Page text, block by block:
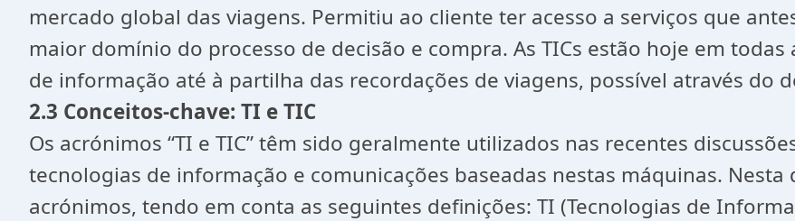
mercado global das viagens. Permitiu ao cliente ter acesso a serviços que
maior domínio do processo de decisão e compra. As TICs estão hoje em
de informação até à partilha das recordações de viagens, possível através do
2.3 Conceitos-chave: TI e TIC
Os acrónimos “TI e TIC” têm sido geralmente utilizados nas recentes
tecnologias de informação e comunicações baseadas nestas máquinas.
acrónimos, tendo em conta as seguintes definições: TI (Tecnologias de